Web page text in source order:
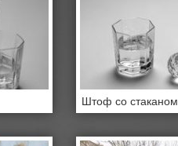
Штоф со стаканом